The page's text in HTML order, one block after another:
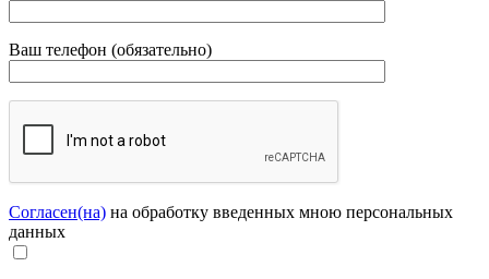
Ваш телефон (обязательно)
Согласен(на) на обработку введенных мною персональных
данных